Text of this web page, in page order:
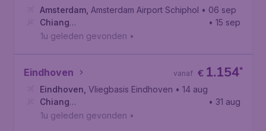
Amsterdam Amsterdam Airport Schiphol • 06 sep
Chiang
Mai, Internationale Luchthaven Chiang Mai
• 15 sep
1u geleden gevonden •
Eindhoven € 1.154*
vanaf
Eindhoven Vliegbasis Eindhoven • 14 aug
Chiang
Mai, Internationale Luchthaven Chiang Mai
• 31 aug
1u geleden gevonden •